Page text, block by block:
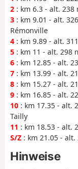
2 : km 6.3 - alt. 238
3 : km 9.01 - alt.
Rémonville
4 : km 9.89 - alt.
5 : km 11 - alt. 298
6 : km 12.85 - alt.
7 : km 13.99 - alt.
8 : km 15.27 - alt.
9 : km 16.85 - alt.
10 : km 17.35 - alt.
Tailly
11 : km 18.53 - alt.
S/Z : km 21.05 -
Hinweise